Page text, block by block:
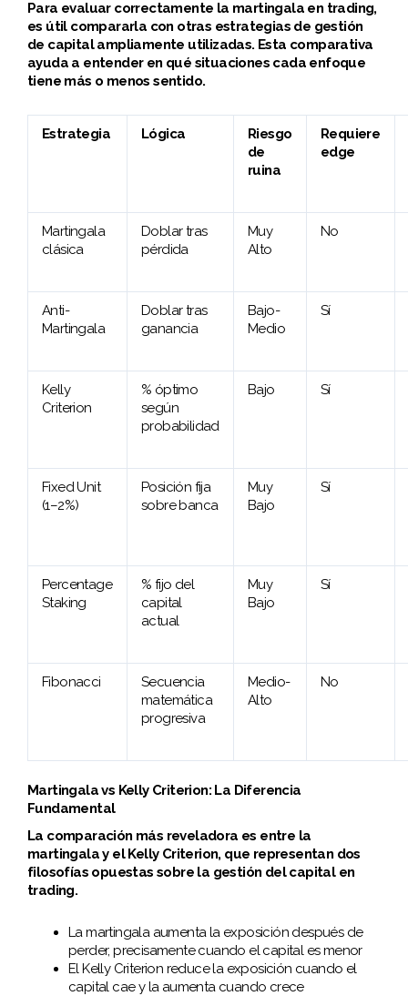
Para evaluar correctamente la martingala en trading,
es útil compararla con otras estrategias de gestión
de capital ampliamente utilizadas. Esta comparativa
ayuda a entender en qué situaciones cada enfoque
tiene más o menos sentido.
Estrategia Lógica
Riesgo
de
ruina
Requiere
edge
Martingala
clásica
Doblar tras
pérdida
Muy
Alto
No
Anti-
Martingala
Doblar tras
ganancia
Bajo-
Medio
Sí
Kelly
Criterion
% óptimo
según
probabilidad
Bajo Sí
Fixed Unit
(1–2%)
Posición fija
sobre banca
Muy
Bajo
Sí
Percentage
Staking
% fijo del
capital
actual
Muy
Bajo
Sí
Fibonacci
Secuencia
matemática
progresiva
Medio-
Alto
No
Martingala vs Kelly Criterion: La Diferencia
Fundamental
La comparación más reveladora es entre la
martingala y el Kelly Criterion, que representan dos
filosofías opuestas sobre la gestión del capital en
trading.
La martingala aumenta la exposición después de
perder, precisamente cuando el capital es menor
El Kelly Criterion reduce la exposición cuando el
capital cae y la aumenta cuando crece